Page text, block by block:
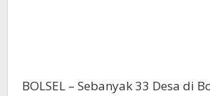
BOLSEL – Sebanyak 33 Desa di